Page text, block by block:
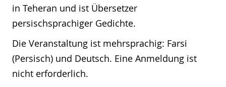
in Teheran und ist Übersetzer
persischsprachiger Gedichte.
Die Veranstaltung ist mehrsprachig: Farsi
(Persisch) und Deutsch. Eine Anmeldung ist
nicht erforderlich.